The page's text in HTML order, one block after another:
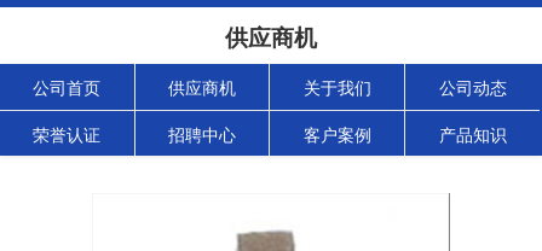
供应商机
公司首页 供应商机 关于我们 公司动态
荣誉认证 招聘中心 客户案例 产品知识